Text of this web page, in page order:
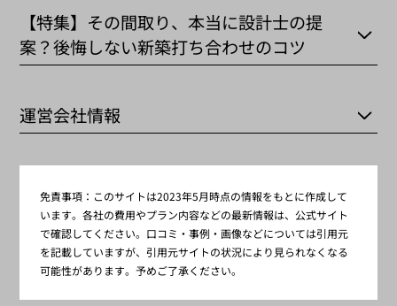
【特集】その間取り、本当に設計士の提
案？後悔しない新築打ち合わせのコツ
運営会社情報
免責事項： このサイトは2023年5月時点の情報をもとに作成して
います。各社の費用やプラン内容などの最新情報は、公式サイト
で確認してください。口コミ・事例・画像などについては引用元
を記載していますが、引用元サイトの状況により見られなくなる
可能性があります。予めご了承ください。